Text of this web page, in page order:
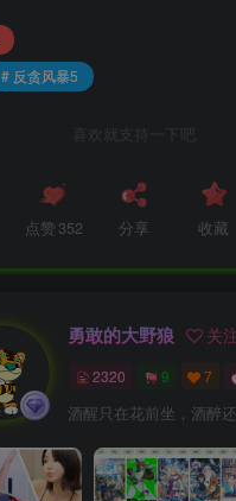
# 反贪风暴5
喜欢就支持一下吧
点赞 352 分享 收藏
勇敢的大野狼 关
2320 9 7
酒醒只在花前坐，酒醉还